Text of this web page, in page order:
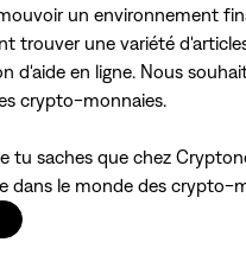
un environnement
trouver une variété
d'aide en ligne. Nous
crypto-monnaies.
tu saches que chez
dans le monde des crypto-